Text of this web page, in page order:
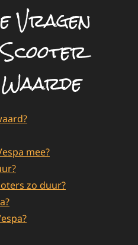
Vragen
mee?
zo duur?